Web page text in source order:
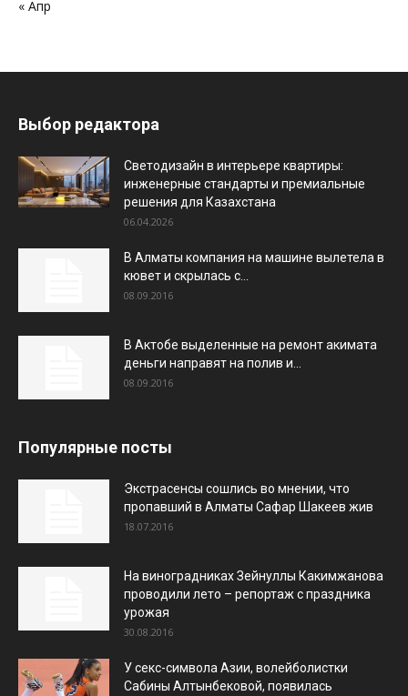
« Апр
Выбор редактора
Светодизайн в интерьере квартиры:
инженерные стандарты и премиальные
решения для Казахстана
06.04.2026
В Алматы компания на машине вылетела в
кювет и скрылась с...
08.09.2016
В Актобе выделенные на ремонт акимата
деньги направят на полив и...
08.09.2016
Популярные посты
Экстрасенсы сошлись во мнении, что
пропавший в Алматы Сафар Шакеев жив
18.07.2016
На виноградниках Зейнуллы Какимжанова
проводили лето – репортаж с праздника
урожая
30.08.2016
У секс-символа Азии, волейболистки
Сабины Алтынбековой, появилась